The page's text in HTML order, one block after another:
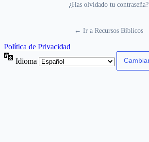
¿Has olvidado tu contraseña?
← Ir a Recursos Bíblicos
Política de Privacidad
Idioma